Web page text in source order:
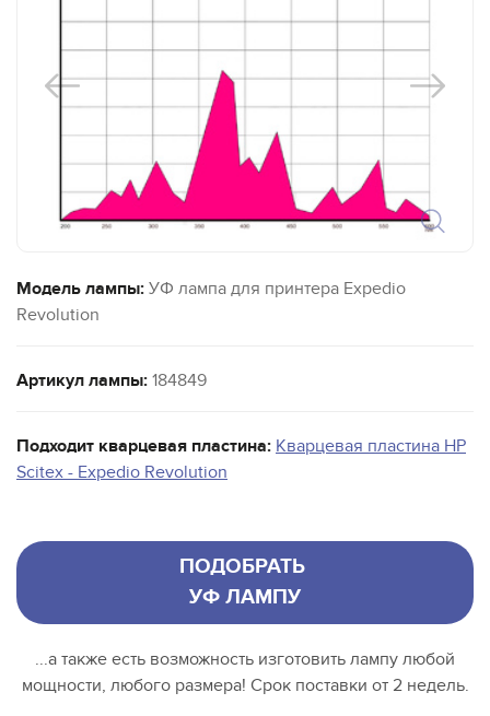
Модель лампы: УФ лампа для принтера Expedio
Revolution
Артикул лампы: 184849
Подходит кварцевая пластина: Кварцевая пластина HP
Scitex - Expedio Revolution
ПОДОБРАТЬ
УФ ЛАМПУ
...а также есть возможность изготовить лампу любой
мощности, любого размера! Срок поставки от 2 недель.